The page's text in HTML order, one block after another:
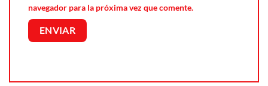
navegador para la próxima vez que comente.